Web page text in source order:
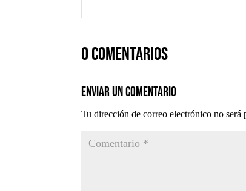
0 comentarios
Enviar un comentario
Tu dirección de correo electrónico no será